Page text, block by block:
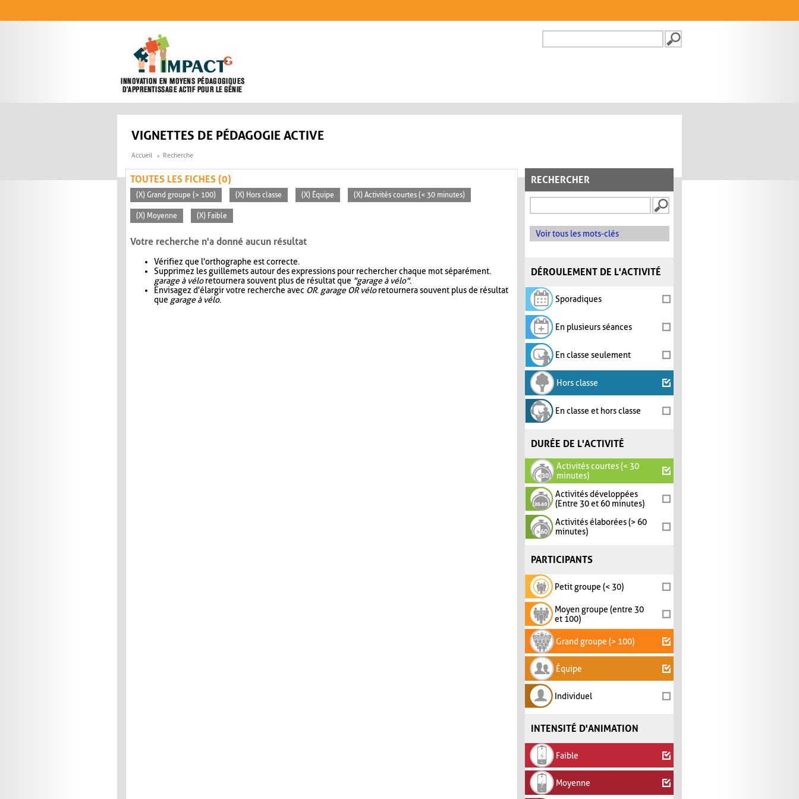
FORMULAIRE DE
VIGNETTES DE PÉDAGOGIE ACTIVE
Accueil Recherche
RECHERCHER
Voir tous les mots-clés
DÉROULEMENT DE L'ACTIVITÉ
Sporadiques
En plusieurs séances
En classe seulement
Hors classe
En classe et hors classe
DURÉE DE L'ACTIVITÉ
Activités courtes (< 30
minutes)
Activités développées
(Entre 30 et 60 minutes)
Activités élaborées (> 60
minutes)
PARTICIPANTS
Petit groupe (< 30)
Moyen groupe (entre 30
et 100)
Grand groupe (> 100)
Équipe
Individuel
INTENSITÉ D'ANIMATION
Faible
Moyenne
TOUTES LES FICHES (0)
(X) Grand groupe (> 100) (X) Hors classe (X) Équipe (X) Activités courtes (< 30 minutes)
(X) Moyenne (X) Faible
Votre recherche n'a donné aucun résultat
Vérifiez que l'orthographe est correcte.
Supprimez les guillemets autour des expressions pour rechercher chaque mot séparément.
garage à véloretournera souvent plus de résultat que "garage à vélo".
Envisagez d'élargir votre recherche avec OR. garage OR véloretournera souvent plus de résultat
que garage à vélo.